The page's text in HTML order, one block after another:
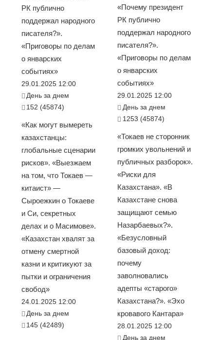
РК публично
поддержал народного
писателя?».
«Приговоры по делам
о январских
событиях»
29.01.2025 12:00
День за днем
152 (45874)
«Как могут вымереть
казахстанцы:
глобальные сценарии
рисков». «Выезжаем
на том, что Токаев —
китаист» —
Сыроежкин о Токаеве
и Си, секретных
делах и о Масимове».
«Казахстан хвалят за
отмену смертной
казни и критикуют за
пытки и ограничения
свобод»
24.01.2025 12:00
День за днем
145 (42489)
«Почему президент
РК публично
поддержал народного
писателя?».
«Приговоры по делам
о январских
событиях»
29.01.2025 12:00
День за днем
1253 (45874)
«Токаев не сторонник
громких увольнений и
публичных разборок».
«Риски для
Казахстана». «В
Казахстане снова
защищают семью
Назарбаевых?».
«Безусловный
базовый доход:
почему
заволновались
адепты «старого»
Казахстана?». «Эхо
кровавого Кантара»
28.01.2025 12:00
День за днем